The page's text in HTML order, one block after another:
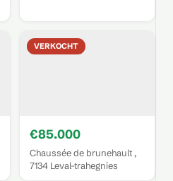
VERKOCHT
€85.000
Chaussée de brunehault ,
7134 Leval-trahegnies